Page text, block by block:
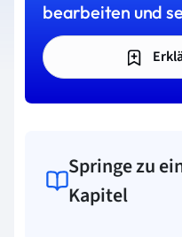
bearbeiten und
Springe zu
Kapitel